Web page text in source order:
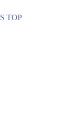
TOP